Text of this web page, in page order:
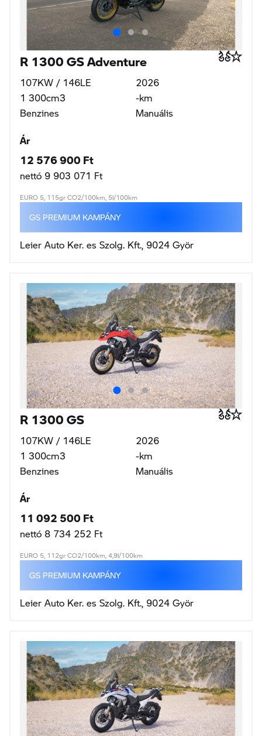
R 1300 GS Adventure
107KW / 146LE
1 300cm3
Benzines
2026
-km
Manuális
Ár
12 576 900 Ft
nettó 9 903 071 Ft
EURO 5, 115gr CO2/100km, 5l/100km
GS PREMIUM KAMPÁNY
Leier Auto Ker. es Szolg. Kft., 9024 Györ
R 1300 GS
107KW / 146LE
1 300cm3
Benzines
2026
-km
Manuális
Ár
11 092 500 Ft
nettó 8 734 252 Ft
EURO 5, 112gr CO2/100km, 4,9l/100km
GS PREMIUM KAMPÁNY
Leier Auto Ker. es Szolg. Kft., 9024 Györ